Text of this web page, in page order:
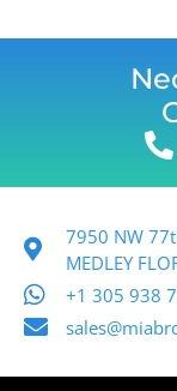
7950 NW
MEDLEY
+1 305 938